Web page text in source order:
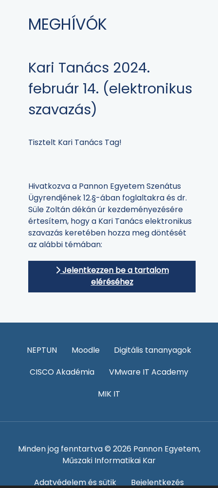
MEGHÍVÓK
Kari Tanács 2024.
február 14. (elektronikus
szavazás)
Tisztelt Kari Tanács Tag!
Hivatkozva a Pannon Egyetem Szenátus
Ügyrendjének 12.§-ában foglaltakra és dr.
Süle Zoltán dékán úr kezdeményezésére
értesítem, hogy a Kari Tanács elektronikus
szavazás keretében hozza meg döntését
az alábbi témában:
Jelentkezzen be a tartalom
eléréséhez
NEPTUN Moodle
Digitális tananyagok
CISCO Akadémia
VMware IT Academy
MIK IT
Minden jog fenntartva © 2026 Pannon Egyetem,
Műszaki Informatikai Kar
Adatvédelem és sütik
Bejelentkezés